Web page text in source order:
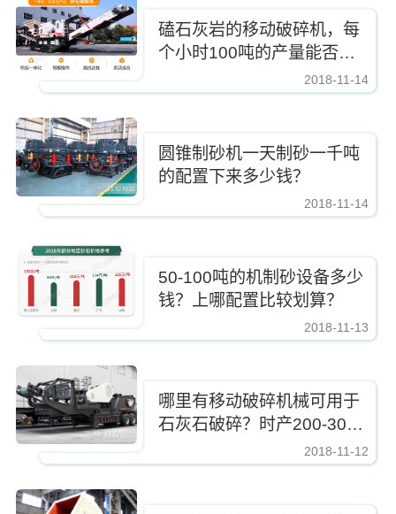
https://www.zhishaji.cn/Upload/Editor/image/
磕石灰岩的移动破碎机，每
个小时100吨的产量能否达
到？上哪配置划算？2018-11-14
https://www.zhishaji.cn/Upload/Editor/image/
圆锥制砂机一天制砂一千吨
的配置下来多少钱？
2018-11-14
https://www.zhishaji.cn/Upload/Editor/image/
50-100吨的机制砂设备多少
钱？上哪配置比较划算？
2018-11-13
https://www.zhishaji.cn/Upload/Editor/image/
哪里有移动破碎机械可用于
石灰石破碎？时产200-300
2018-11-12